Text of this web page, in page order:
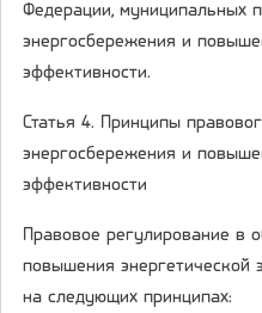
Федерации, муниципальных
энергосбережения и
эффективности.
Статья 4. Принципы
энергосбережения и
эффективности
Правовое регулирование в
повышения энергетической
на следующих принципах: